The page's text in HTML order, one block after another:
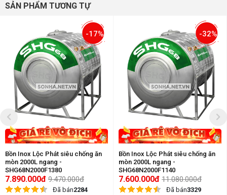
SẢN PHẨM TƯƠNG TỰ
-17%
Bồn Inox Lộc Phát siêu chống ăn
mòn 2000L ngang -
SHG68N2000F1380
7.890.000đ 9.470.000đ
Đã bán2284
-32%
Bồn Inox Lộc Phát siêu chống ăn
mòn 2000L ngang -
SHG68N2000F1140
7.600.000đ 11.080.000đ
Đã bán3329